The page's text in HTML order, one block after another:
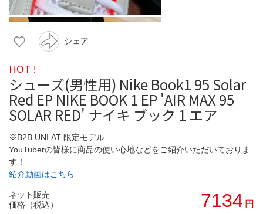
シェア
HOT !
シューズ(男性用) Nike Book1 95 Solar
Red EP NIKE BOOK 1 EP 'AIR MAX 95
SOLAR RED' ナイキ ブック 1 エア
※B2B.UNI.AT 限定モデル
YouTuberの皆様に商品の使い心地などをご紹介いただいておりま
す！
紹介動画はこちら
ネット販売
価格（税込）
7134 円